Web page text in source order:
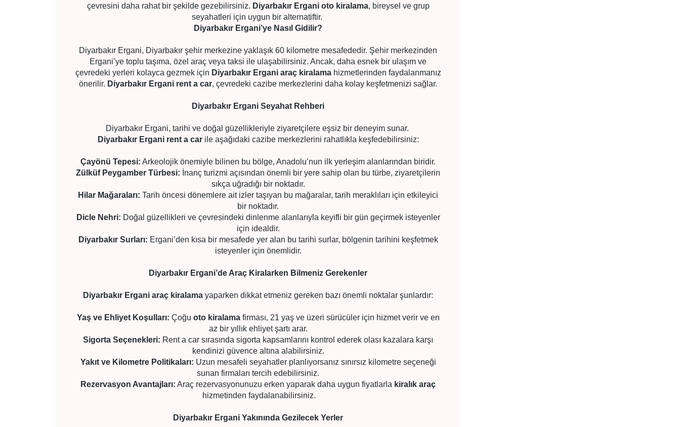
çevresini daha rahat bir şekilde gezebilirsiniz. Diyarbakır Ergani oto kiralama, bireysel ve grup
seyahatleri için uygun bir alternatiftir.
Diyarbakır Ergani’ye Nasıl Gidilir?
Diyarbakır Ergani, Diyarbakır şehir merkezine yaklaşık 60 kilometre mesafededir. Şehir merkezinden
Ergani’ye toplu taşıma, özel araç veya taksi ile ulaşabilirsiniz. Ancak, daha esnek bir ulaşım ve
çevredeki yerleri kolayca gezmek için Diyarbakır Ergani araç kiralamahizmetlerinden faydalanmanız
önerilir. Diyarbakır Ergani rent a car, çevredeki cazibe merkezlerini daha kolay keşfetmenizi sağlar.
Diyarbakır Ergani Seyahat Rehberi
Diyarbakır Ergani, tarihi ve doğal güzellikleriyle ziyaretçilere eşsiz bir deneyim sunar.
Diyarbakır Ergani rent a carile aşağıdaki cazibe merkezlerini rahatlıkla keşfedebilirsiniz:
Çayönü Tepesi: Arkeolojik önemiyle bilinen bu bölge, Anadolu’nun ilk yerleşim alanlarından biridir.
Zülküf Peygamber Türbesi: İnanç turizmi açısından önemli bir yere sahip olan bu türbe, ziyaretçilerin
sıkça uğradığı bir noktadır.
Hilar Mağaraları: Tarih öncesi dönemlere ait izler taşıyan bu mağaralar, tarih meraklıları için etkileyici
bir noktadır.
Dicle Nehri: Doğal güzellikleri ve çevresindeki dinlenme alanlarıyla keyifli bir gün geçirmek isteyenler
için idealdir.
Diyarbakır Surları: Ergani’den kısa bir mesafede yer alan bu tarihi surlar, bölgenin tarihini keşfetmek
isteyenler için önemlidir.
Diyarbakır Ergani’de Araç Kiralarken Bilmeniz Gerekenler
Diyarbakır Ergani araç kiralama yaparken dikkat etmeniz gereken bazı önemli noktalar şunlardır:
Yaş ve Ehliyet Koşulları: Çoğu oto kiralamafirması, 21 yaş ve üzeri sürücüler için hizmet verir ve en
az bir yıllık ehliyet şartı arar.
Sigorta Seçenekleri: Rent a car sırasında sigorta kapsamlarını kontrol ederek olası kazalara karşı
kendinizi güvence altına alabilirsiniz.
Yakıt ve Kilometre Politikaları: Uzun mesafeli seyahatler planlıyorsanız sınırsız kilometre seçeneği
sunan firmaları tercih edebilirsiniz.
Rezervasyon Avantajları: Araç rezervasyonunuzu erken yaparak daha uygun fiyatlarla kiralık araç
hizmetinden faydalanabilirsiniz.
Diyarbakır Ergani Yakınında Gezilecek Yerler